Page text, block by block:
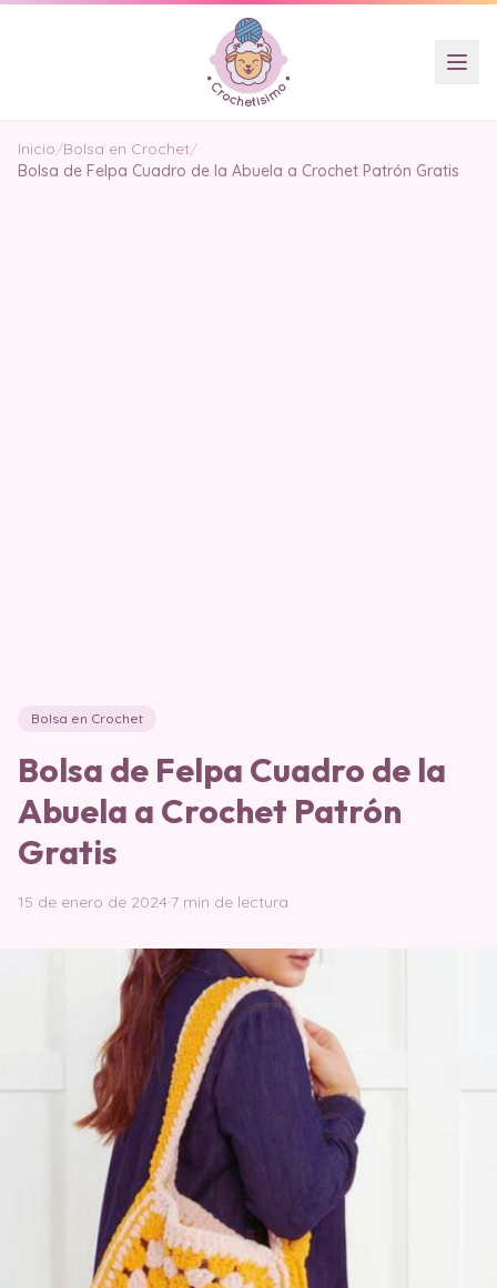
Inicio/Bolsa en Crochet/
Bolsa de Felpa Cuadro de la Abuela a Crochet Patrón Gratis
Bolsa en Crochet
Bolsa de Felpa Cuadro de la
Abuela a Crochet Patrón
Gratis
15 de enero de 2024·7 min de lectura